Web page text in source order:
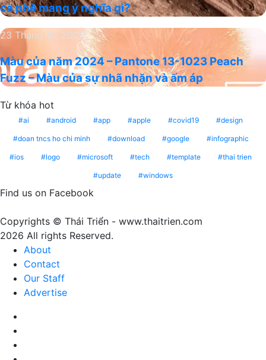
đạo
trị
hướng
năm
2025
Mocha
–
màu
cà
mang
cà phê mang ý nghĩa gì?
Màu
năm
2024
Pantone
1023
Fuzz
Màu
sự
nhã
nhặn
23 Tháng 12, 2023
Màu của năm 2024 – Pantone 13-1023 Peach
Fuzz – Màu của sự nhã nhặn và ấm áp
Từ khóa hot
ai android app apple covid19 design
doan tncs ho chi minh download google infographic
ios logo microsoft tech template thai trien
update windows
Find us on Facebook
Copyrights © Thái Triển - www.thaitrien.com
2026 All rights Reserved.
About
Contact
Our Staff
Advertise